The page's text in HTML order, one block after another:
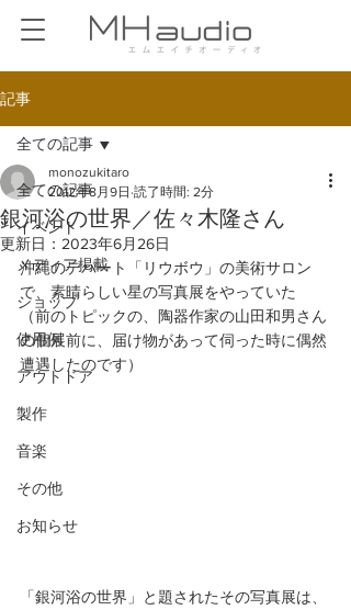
記事
全ての記事
イベント
メディア掲載
ショップ
使用例
アウトドア
製作
音楽
その他
お知らせ
全ての記事
銀河浴の世界／佐々木隆さん
monozukitaro
2012年8月9日 読了時間: 2分
更新日： 2023年6月26日
沖縄のデパート「リウボウ」の美術サロン
で、素晴らしい星の写真展をやっていた
（前のトピックの、陶器作家の山田和男さん
の個展前に、届け物があって伺った時に偶然
遭遇したのです）
「銀河浴の世界」と題されたその写真展は、